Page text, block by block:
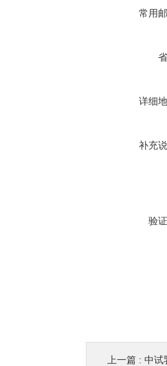
常用
详细
补充
验
上一篇 : 中试